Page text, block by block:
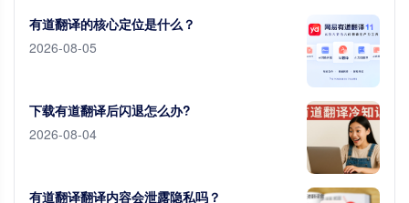
有道翻译的核心定位是什么？
2026-08-05
下载有道翻译后闪退怎么办?
2026-08-04
有道翻译翻译内容会泄露隐私吗？